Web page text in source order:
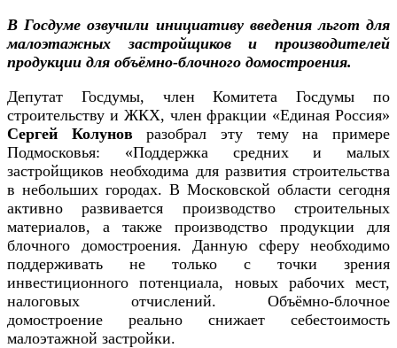
В Госдуме озвучили инициативу введения льгот для
малоэтажных застройщиков и производителей
продукции для объёмно-блочного домостроения.
Депутат Госдумы, член Комитета Госдумы по
строительству и ЖКХ, член фракции «Единая Россия»
Сергей Колуновразобрал эту тему на примере
Подмосковья: «Поддержка средних и малых
застройщиков необходима для развития строительства
в небольших городах. В Московской области сегодня
активно развивается производство строительных
материалов, а также производство продукции для
блочного домостроения. Данную сферу необходимо
поддерживать не только с точки зрения
инвестиционного потенциала, новых рабочих мест,
налоговых отчислений. Объёмно-блочное
домостроение реально снижает себестоимость
малоэтажной застройки.